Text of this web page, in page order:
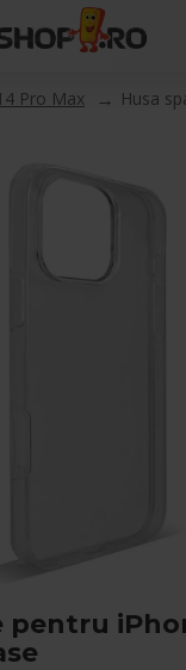
Pro Max Husa
pentru